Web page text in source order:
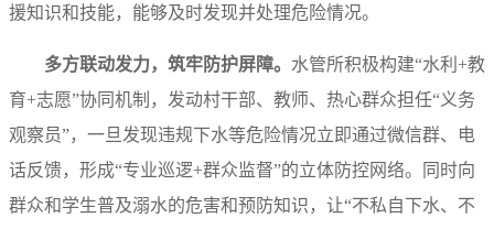
援知识和技能，能够及时发现并处理危险情况。
多方联动发力，筑牢防护屏障。 水管所积极构建“水利+教
育+志愿”协同机制，发动村干部、教师、热心群众担任“义务
观察员”，一旦发现违规下水等危险情况立即通过微信群、电
话反馈，形成“专业巡逻+群众监督”的立体防控网络。同时向
群众和学生普及溺水的危害和预防知识，让“不私自下水、不